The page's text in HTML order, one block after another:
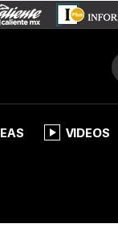
VIDEOS